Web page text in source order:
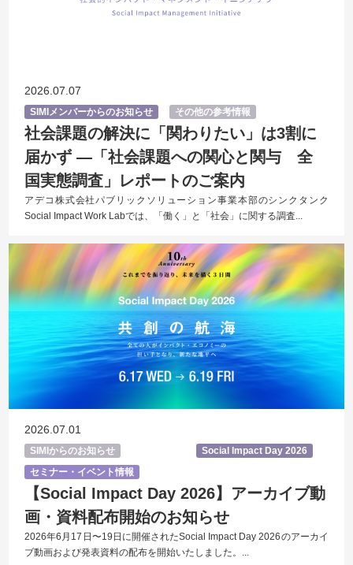
2026.07.07
SIMIメンバーからのお知らせ その他の参考情報
社会課題の解決に「関わりたい」は3割に
届かず ―「社会課題への関心と関与 全
国実態調査」レポートのご案内
アデコ株式会社パブリックソリューション事業本部のシンクタンク
Social Impact Work Labでは、「働く」と「社会」に関する調査...
2026.07.01
SIMIからのお知らせ
Social Impact Day 2026
セミナー・イベント情報
【Social Impact Day 2026】アーカイブ動
画・資料配布開始のお知らせ
2026年6月17日〜19日に開催されたSocial Impact Day 2026のアーカイ
ブ動画および発表資料の配布を開始いたしました。...